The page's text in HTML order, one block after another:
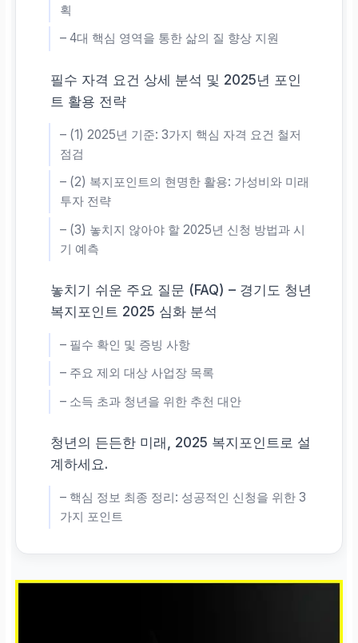
획
– 4대 핵심 영역을 통한 삶의 질 향상 지원
필수 자격 요건 상세 분석 및 2025년 포인
트 활용 전략
– (1) 2025년 기준: 3가지 핵심 자격 요건 철저
점검
– (2) 복지포인트의 현명한 활용: 가성비와 미래
투자 전략
– (3) 놓치지 않아야 할 2025년 신청 방법과 시
기 예측
놓치기 쉬운 주요 질문 (FAQ) – 경기도 청년
복지포인트 2025 심화 분석
– 필수 확인 및 증빙 사항
– 주요 제외 대상 사업장 목록
– 소득 초과 청년을 위한 추천 대안
청년의 든든한 미래, 2025 복지포인트로 설
계하세요.
– 핵심 정보 최종 정리: 성공적인 신청을 위한 3
가지 포인트